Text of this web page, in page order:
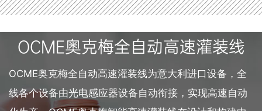
OCME奥克梅全自动高速灌装线
OCME奥克梅全自动高速灌装线为意大利进口设备，全
线各个设备由光电感应器设备自动衔接，实现高速自动